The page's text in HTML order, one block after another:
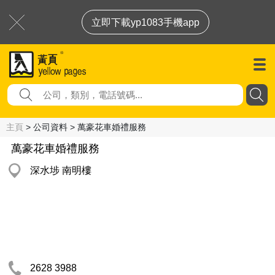
立即下載yp1083手機app
主頁 > 公司資料 > 萬豪花車婚禮服務
萬豪花車婚禮服務
深水埗 南明樓
2628 3988